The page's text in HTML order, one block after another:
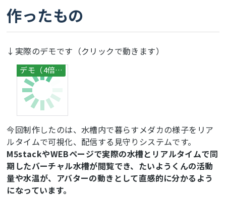
作ったもの
↓実際のデモです（クリックで動きます）
今回制作したのは、水槽内で暮らすメダカの様子をリア
ルタイムで可視化、配信する見守りシステムです。
M5stackやWEBページで実際の水槽とリアルタイムで同
期したバーチャル水槽が閲覧でき、たいようくんの活動
量や水温が、アバターの動きとして直感的に分かるよう
になっています。